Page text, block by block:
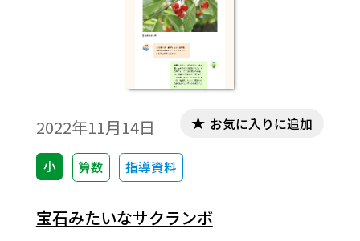
2022年11月14日
小 算数 指導資料
お気に入りに追加
宝石みたいなサクランボ